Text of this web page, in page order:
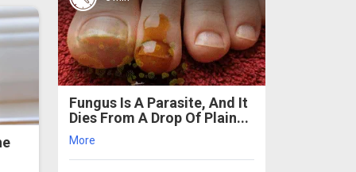
Fungus Is A Parasite, And It
Dies From A Drop Of Plain...
More